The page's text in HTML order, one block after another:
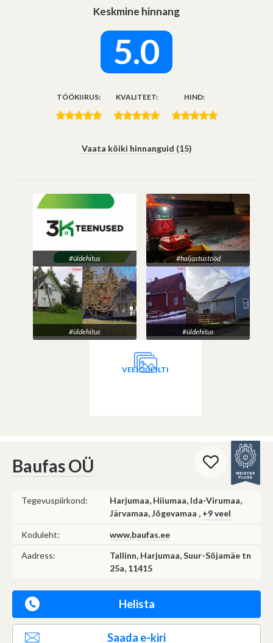
Keskmine hinnang
5.0
TÖÖKIIRUS: KVALITEET: HIND:
Vaata kõiki hinnanguid (15)
#üldehitus #haljastustööd
#üldehitus #üldehitus
VEEL 30 PILTI
Baufas OÜ
Tegevuspiirkond:
Harjumaa, Hiiumaa, Ida-Virumaa,
Järvamaa, Jõgevamaa , +9 veel
Koduleht:
www.baufas.ee
Aadress:
Tallinn, Harjumaa, Suur-Sõjamäe tn
25a, 11415
Helista
Saada e-kiri